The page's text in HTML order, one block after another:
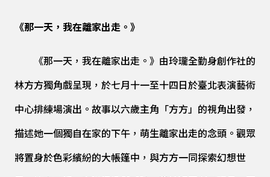
《那一天，我在離家出走。》
《那一天，我在離家出走。》由玲瓏全勤身創作社的
林方方獨角戲呈現，於七月十一至十四日於臺北表演藝術
中心排練場演出。故事以六歲主角「方方」的視角出發，
描述她一個獨自在家的下午，萌生離家出走的念頭。觀眾
將置身於色彩繽紛的大帳篷中，與方方一同探索幻想世